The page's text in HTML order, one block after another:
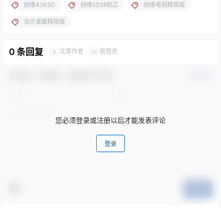
创维43K5D 创维5S58机芯 创维电视精简版
当贝桌面精简版
0 条回复 A 文章作者 M 管理员
您必须登录或注册以后才能发表评论
登录